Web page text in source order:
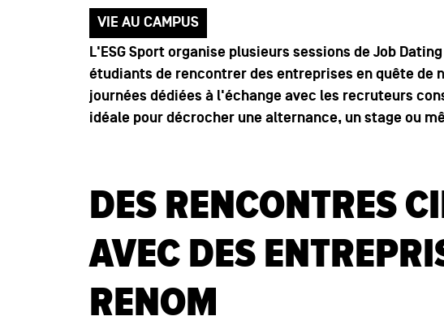
VIE AU CAMPUS
L'ESG Sport organise plusieurs sessions de Job
étudiants de rencontrer des entreprises en quête de
journées dédiées à l'échange avec les recruteurs
idéale pour décrocher une alternance, un stage ou
DES RENCONTRES
AVEC DES
RENOM